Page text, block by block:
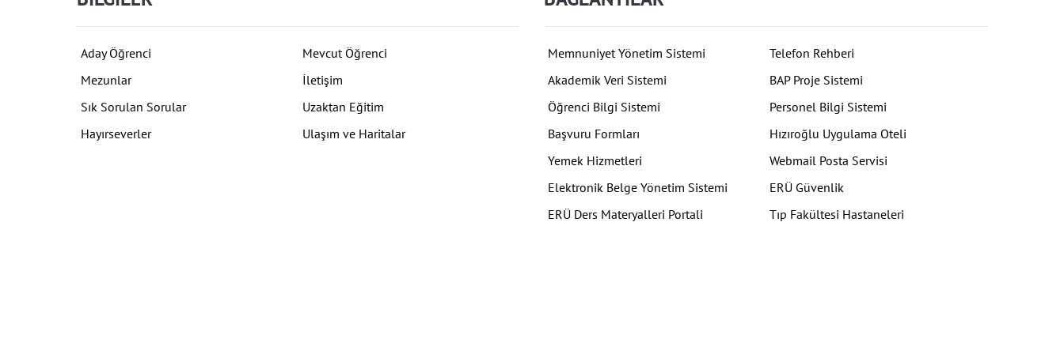
Aday Öğrenci
Mevcut Öğrenci
Mezunlar
İletişim
Sık Sorulan Sorular
Uzaktan Eğitim
Hayırseverler
Ulaşım ve Haritalar
Memnuniyet Yönetim Sistemi
Telefon Rehberi
Akademik Veri Sistemi
BAP Proje Sistemi
Öğrenci Bilgi Sistemi
Personel Bilgi Sistemi
Başvuru Formları
Hızıroğlu Uygulama Oteli
Yemek Hizmetleri
Webmail Posta Servisi
Elektronik Belge Yönetim Sistemi
ERÜ Güvenlik
ERÜ Ders Materyalleri Portali
Tıp Fakültesi Hastaneleri